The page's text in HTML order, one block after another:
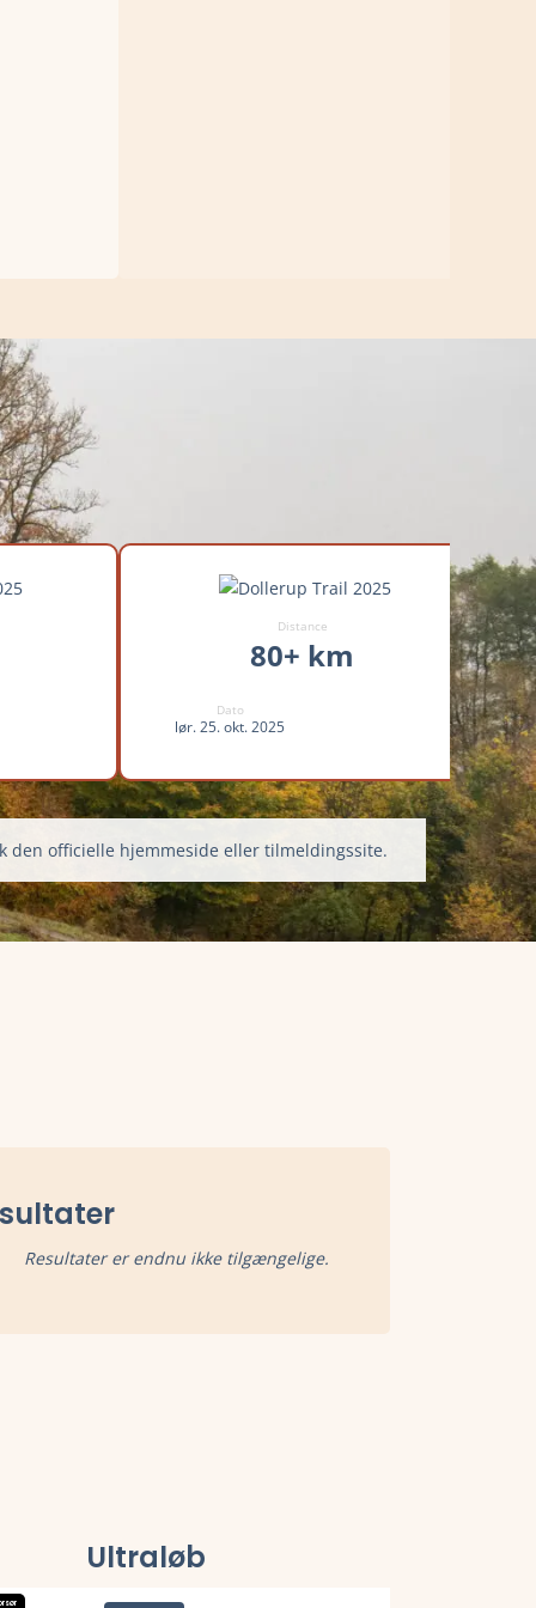
Distance
80+ km
Dato
lør. 25. okt. 2025
den officielle hjemmeside eller tilmeldingssite.
Resultater er endnu ikke tilgængelige.
Ultraløb